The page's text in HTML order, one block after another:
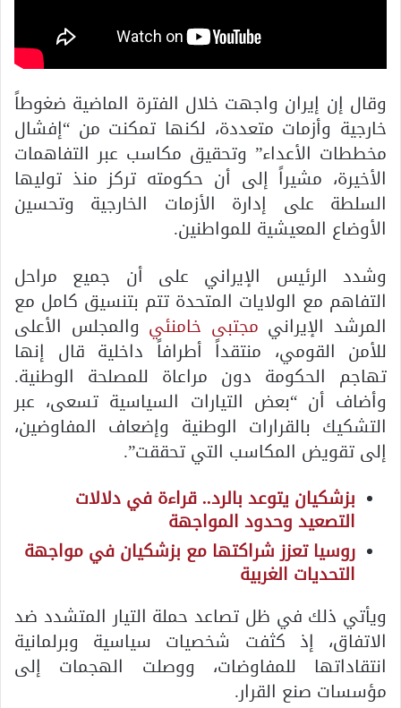
وقال إن إيران واجهت خلال الفترة الماضية ضغوطاً
خارجية وأزمات متعددة، لكنها تمكنت من “إفشال
مخططات الأعداء” وتحقيق مكاسب عبر التفاهمات
الأخيرة، مشيراً إلى أن حكومته تركز منذ توليها
السلطة على إدارة الأزمات الخارجية وتحسين
الأوضاع المعيشية للمواطنين.
وشدد الرئيس الإيراني على أن جميع مراحل
التفاهم مع الولايات المتحدة تتم بتنسيق كامل مع
المرشد الإيراني مجتبى خامنئي والمجلس الأعلى
للأمن القومي، منتقداً أطرافاً داخلية قال إنها
تهاجم الحكومة دون مراعاة للمصلحة الوطنية.
وأضاف أن “بعض التيارات السياسية تسعى، عبر
التشكيك بالقرارات الوطنية وإضعاف المفاوضين،
إلى تقويض المكاسب التي تحققت”.
بزشكيان يتوعد بالرد.. قراءة في دلالات
التصعيد وحدود المواجهة
روسيا تعزز شراكتها مع بزشكيان في مواجهة
التحديات الغربية
ويأتي ذلك في ظل تصاعد حملة التيار المتشدد ضد
الاتفاق، إذ كثفت شخصيات سياسية وبرلمانية
انتقاداتها للمفاوضات، ووصلت الهجمات إلى
مؤسسات صنع القرار.